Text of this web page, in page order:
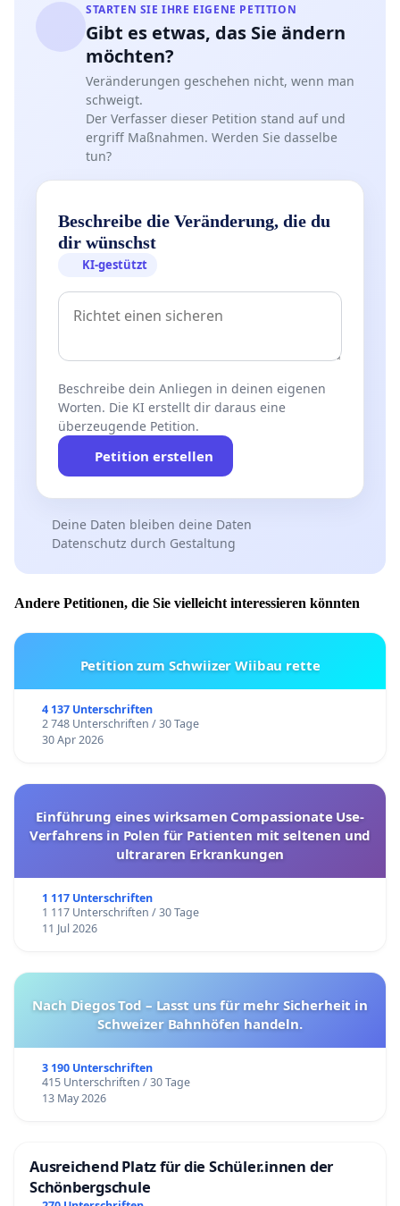
STARTEN SIE IHRE EIGENE PETITION
Gibt es etwas, das Sie ändern
möchten?
Veränderungen geschehen nicht, wenn man
schweigt.
Der Verfasser dieser Petition stand auf und
ergriff Maßnahmen. Werden Sie dasselbe
tun?
Beschreibe die Veränderung, die du
dir wünschst
KI-gestützt
Beschreibe dein Anliegen in deinen eigenen
Worten. Die KI erstellt dir daraus eine
überzeugende Petition.
Petition erstellen
Deine Daten bleiben deine Daten
Datenschutz durch Gestaltung
Andere Petitionen, die Sie vielleicht interessieren könnten
Petition zum Schwiizer Wiibau rette
4 137 Unterschriften
2 748 Unterschriften / 30 Tage
30 Apr 2026
Einführung eines wirksamen Compassionate Use-
Verfahrens in Polen für Patienten mit seltenen und
ultrararen Erkrankungen
1 117 Unterschriften
1 117 Unterschriften / 30 Tage
11 Jul 2026
Nach Diegos Tod – Lasst uns für mehr Sicherheit in
Schweizer Bahnhöfen handeln.
3 190 Unterschriften
415 Unterschriften / 30 Tage
13 May 2026
Ausreichend Platz für die Schüler.innen der
Schönbergschule